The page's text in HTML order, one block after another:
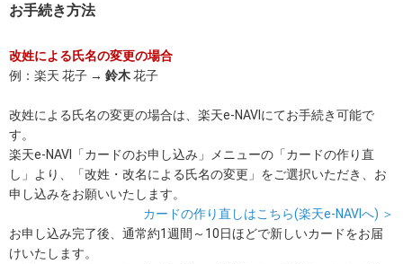
お手続き方法
改姓による氏名の変更の場合
例：楽天 花子 → 鈴木花子
改姓による氏名の変更の場合は、楽天e-NAVIにてお手続き可能で
す。
楽天e-NAVI「カードのお申し込み」メニューの「カードの作り直
し」より、「改姓・改名による氏名の変更」をご選択いただき、お
申し込みをお願いいたします。
カードの作り直しはこちら(楽天e-NAVIへ) ＞
お申し込み完了後、通常約1週間～10日ほどで新しいカードをお届
けいたします。